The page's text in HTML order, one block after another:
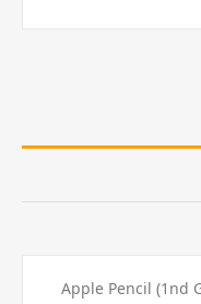
Apple Pencil (1nd